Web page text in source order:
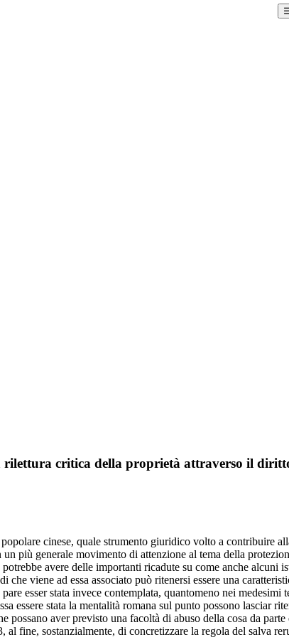
critica della proprietà attraverso il
cinese, quale strumento giuridico volto a contribuire
più generale movimento di attenzione al tema della
avere delle importanti ricadute su come anche
viene ad essa associato può ritenersi essere una
esser stata invece contemplata, quantomeno nei
essere stata la mentalità romana sul punto possono lasciar
possano aver previsto una facoltà di abuso della cosa da
fine, sostanzialmente, di concretizzare la regola del salva